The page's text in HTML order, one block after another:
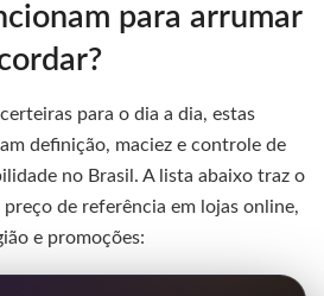
para arrumar
para o dia a dia, estas
definição, maciez e controle de
no Brasil. A lista abaixo traz o
de referência em lojas online,
e promoções: